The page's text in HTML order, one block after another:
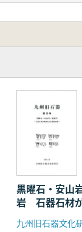
黒曜石・安山
岩 石器石材
石器時代像
九州旧石器文化